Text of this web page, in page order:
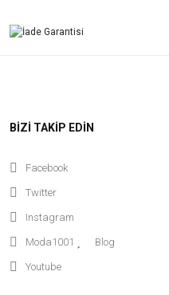
BİZİ TAKİP EDİN
Facebook
Twitter
Instagram
Moda1001 Blog
Youtube